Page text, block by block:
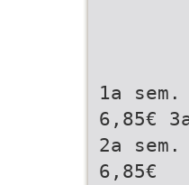
1a
6,85€
2a
6,85€